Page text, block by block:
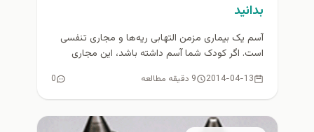
بدانيد
آسم یک بیماری مزمن التهابی ریه‌ها و مجاری تنفسی
است. اگر کودک شما آسم داشته باشد، این مجاری
2014-04-13 9 دقیقه مطالعه 0